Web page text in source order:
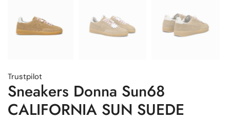
Trustpilot
Sneakers Donna Sun68
CALIFORNIA SUN SUEDE